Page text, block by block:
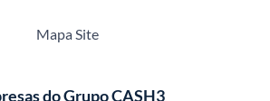
Mapa Site
do Grupo CASH3